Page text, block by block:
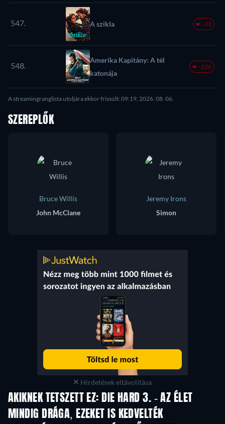
547. A szikla -23
548.
Amerika Kapitány: A tél
katonája
-126
A streamingranglista utoljára ekkor frissült: 09:19, 2026. 08. 06.
SZEREPLŐK
Bruce Willis
John McClane
Jeremy Irons
Simon
Hirdetések eltávolítása
AKIKNEK TETSZETT EZ: DIE HARD 3. - AZ ÉLET
MINDIG DRÁGA, EZEKET IS KEDVELTÉK